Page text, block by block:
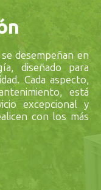
desempeñan en
diseñado para
Cada aspecto,
está
excepcional y
con los más